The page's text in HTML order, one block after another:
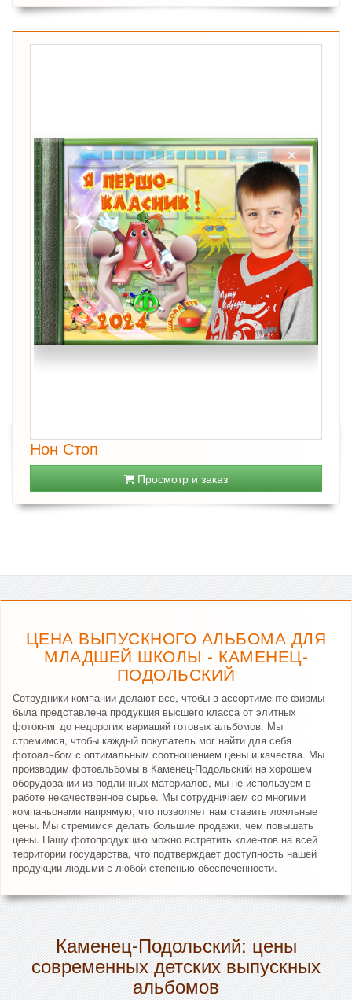
Нон Стоп
Просмотр и заказ
ЦЕНА ВЫПУСКНОГО АЛЬБОМА ДЛЯ
МЛАДШЕЙ ШКОЛЫ - КАМЕНЕЦ-
ПОДОЛЬСКИЙ
Сотрудники компании делают все, чтобы в ассортименте фирмы
была представлена продукция высшего класса от элитных
фотокниг до недорогих вариаций готовых альбомов. Мы
стремимся, чтобы каждый покупатель мог найти для себя
фотоальбом с оптимальным соотношением цены и качества. Мы
производим фотоальбомы в Каменец-Подольский на хорошем
оборудовании из подлинных материалов, мы не используем в
работе некачественное сырье. Мы сотрудничаем со многими
компаньонами напрямую, что позволяет нам ставить лояльные
цены. Мы стремимся делать большие продажи, чем повышать
цены. Нашу фотопродукцию можно встретить клиентов на всей
территории государства, что подтверждает доступность нашей
продукции людьми с любой степенью обеспеченности.
Каменец-Подольский: цены
современных детских выпускных
альбомов